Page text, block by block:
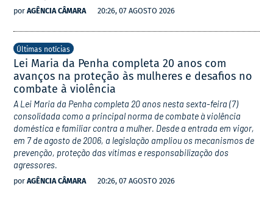
por AGÊNCIA CÂMARA 20:26, 07 AGOSTO 2026
Últimas notícias
Lei Maria da Penha completa 20 anos com
avanços na proteção às mulheres e desafios no
combate à violência
A Lei Maria da Penha completa 20 anos nesta sexta-feira (7)
consolidada como a principal norma de combate à violência
doméstica e familiar contra a mulher. Desde a entrada em vigor,
em 7 de agosto de 2006, a legislação ampliou os mecanismos de
prevenção, proteção das vítimas e responsabilização dos
agressores.
por AGÊNCIA CÂMARA 20:26, 07 AGOSTO 2026